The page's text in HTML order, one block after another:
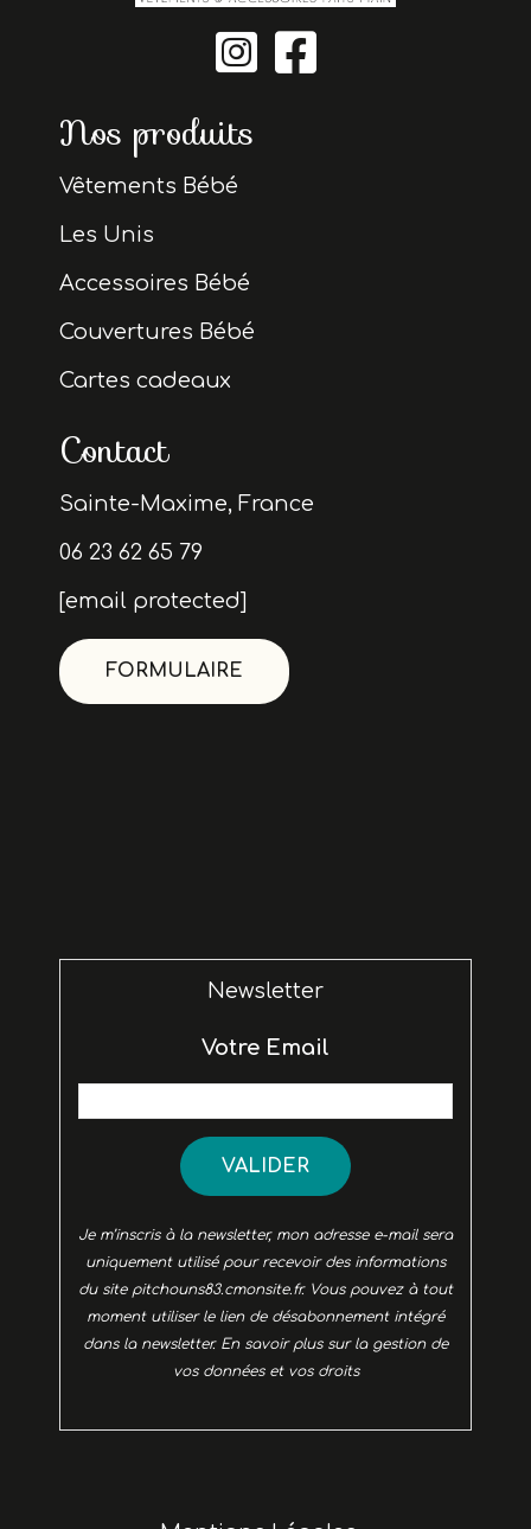
 
Nos produits
Vêtements Bébé
Les Unis
Accessoires Bébé
Couvertures Bébé
Cartes cadeaux
Contact
Sainte-Maxime, France
06 23 62 65 79
[email protected]
FORMULAIRE
Newsletter
Votre Email
VALIDER
Je m’inscris à la newsletter, mon adresse e-mail sera
uniquement utilisé pour recevoir des informations
du site pitchouns83.cmonsite.fr. Vous pouvez à tout
moment utiliser le lien de désabonnement intégré
dans la newsletter. En savoir plus sur la gestion de
vos données et vos droits